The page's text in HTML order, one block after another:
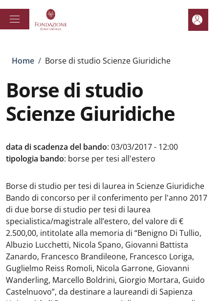
Area
Briciole di pane
Home / Borse di studio Scienze Giuridiche
Borse di studio
Scienze Giuridiche
data di scadenza del bando: 03/03/2017 - 12:00
tipologia bando: borse per tesi all'estero
Borse di studio per tesi di laurea in Scienze Giuridiche
Bando di concorso per il conferimento per l'anno 2017
di due borse di studio per tesi di laurea
specialistica/magistrale all’estero, del valore di €
2.500,00, intitolate alla memoria di “Benigno Di Tullio,
Albuzio Lucchetti, Nicola Spano, Giovanni Battista
Zanardo, Francesco Brandileone, Francesco Loriga,
Guglielmo Reiss Romoli, Nicola Garrone, Giovanni
Wanderling, Marcello Boldrini, Giorgio Mortara, Guido
Castelnuovo”, da destinare a laureandi di Sapienza